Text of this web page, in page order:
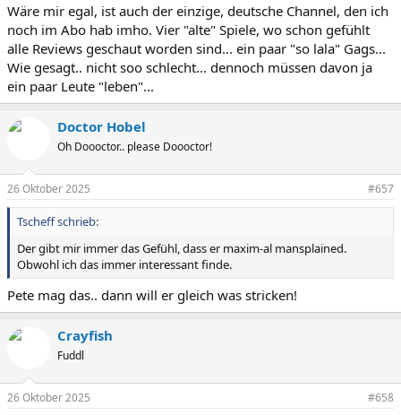
Wäre mir egal, ist auch der einzige, deutsche Channel, den ich
noch im Abo hab imho. Vier "alte" Spiele, wo schon gefühlt
alle Reviews geschaut worden sind... ein paar "so lala" Gags...
Wie gesagt.. nicht soo schlecht... dennoch müssen davon ja
ein paar Leute "leben"...
Doctor Hobel
Oh Doooctor.. please Doooctor!
26 Oktober 2025 #657
Tscheff schrieb:
Der gibt mir immer das Gefühl, dass er maxim-al mansplained.
Obwohl ich das immer interessant finde.
Pete mag das.. dann will er gleich was stricken!
Crayfish
Fuddl
26 Oktober 2025 #658